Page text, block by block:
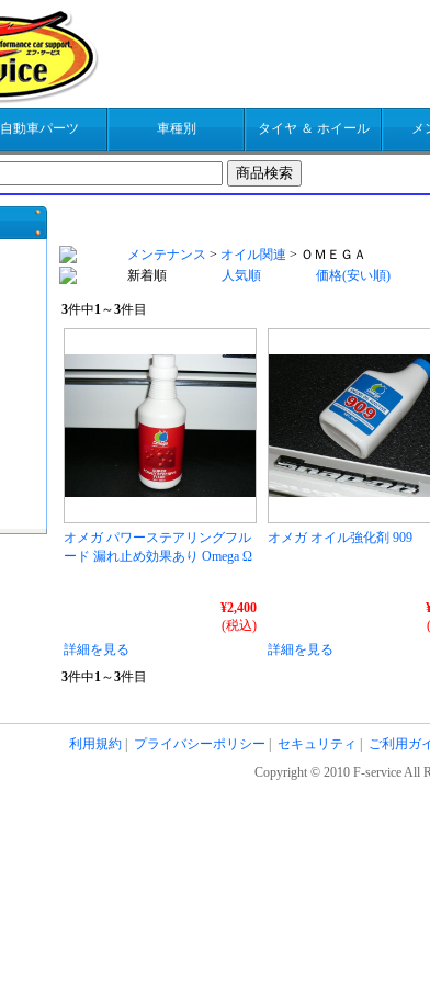
自動車パーツ 車種別 タイヤ ＆ ホイール メ
メンテナンス > オイル関連 > ＯＭＥＧＡ
新着順
人気順 価格(安い順)
3件中1～3件目
オメガ パワーステアリングフル
ード 漏れ止め効果あり Omega Ω
¥2,400
(税込)
詳細を見る
オメガ オイル強化剤 909
詳細を見る
3件中1～3件目
利用規約 プライバシーポリシー セキュリティ ご利用ガ
Copyright © 2010 F-service All